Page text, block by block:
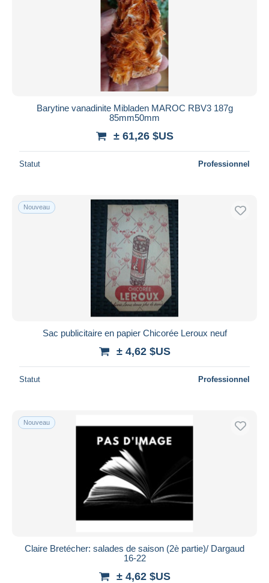
Barytine vanadinite Mibladen MAROC RBV3 187g
85mm50mm
± 61,26 $US
Statut Professionnel
Nouveau
Sac publicitaire en papier Chicorée Leroux neuf
± 4,62 $US
Statut Professionnel
Nouveau
Claire Bretécher: salades de saison (2è partie)/ Dargaud
16-22
± 4,62 $US